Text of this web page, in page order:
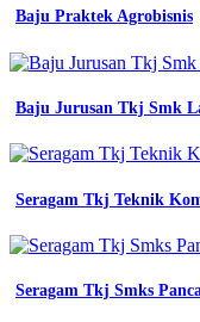
baju
pt
rbs
kalimantan
bapelright
konveksi
jual
sekolah
putih
bed
Baju Praktek Agrobisnis
Baju Jurusan Tkj Smk
Seragam Tkj Teknik
Seragam Tkj Smks